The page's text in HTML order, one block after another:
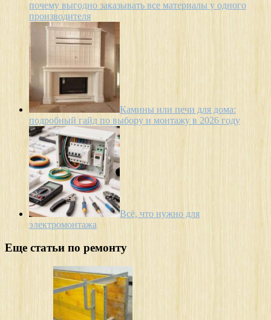
почему выгодно заказывать все материалы у одного
производителя
Камины или печи для дома:
подробный гайд по выбору и монтажу в 2026 году
Всё, что нужно для
электромонтажа
Еще статьи по ремонту